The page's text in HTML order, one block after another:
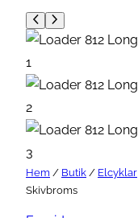
Hem / Butik / Elcyklar
Skivbroms